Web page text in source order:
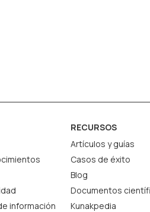
información
RECURSOS
Artículos y guías
Casos de éxito
Blog
Documentos
Kunakpedia